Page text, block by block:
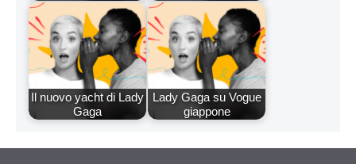
Il nuovo yacht di Lady
Gaga
Lady Gaga su Vogue
giappone